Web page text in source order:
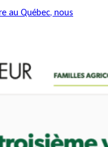
au Québec, nous